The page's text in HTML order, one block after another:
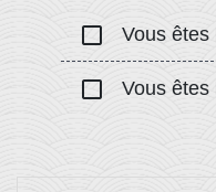
check_box_outline_blank Vous êtes
check_box_outline_blank Vous êtes